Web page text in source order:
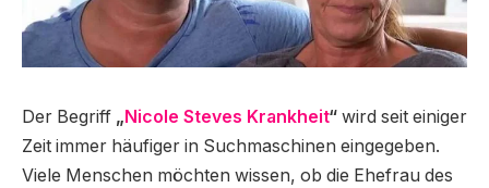
Der Begriff „ Nicole Steves Krankheit“ wird seit einiger
Zeit immer häufiger in Suchmaschinen eingegeben.
Viele Menschen möchten wissen, ob die Ehefrau des